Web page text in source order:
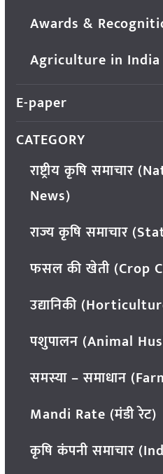
Awards &
Agriculture in India
E-paper
CATEGORY
राष्ट्रीय कृषि समाचार
News)
राज्य कृषि समाचार
फसल की खेती (Crop
उद्यानिकी
पशुपालन (Animal
समस्या – समाधान
Mandi Rate (मंडी रेट)
कृषि कंपनी समाचार